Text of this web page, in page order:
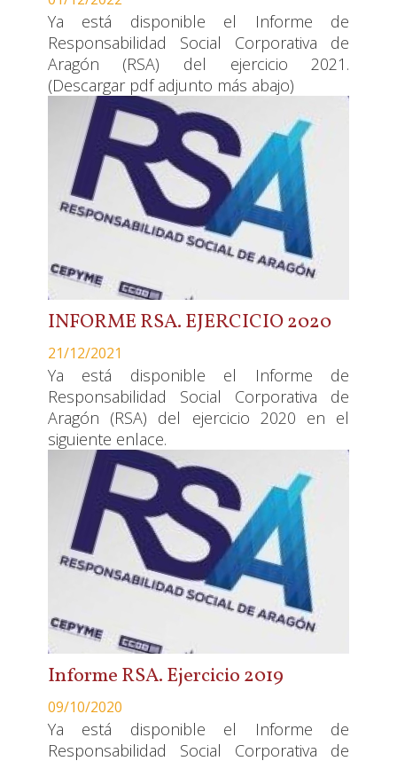
Ya está disponible el Informe de
Responsabilidad Social Corporativa de
Aragón (RSA) del ejercicio 2021.
(Descargar pdf adjunto más abajo)
INFORME RSA. EJERCICIO 2020
21/12/2021
Ya está disponible el Informe de
Responsabilidad Social Corporativa de
Aragón (RSA) del ejercicio 2020 en el
siguiente enlace.
Informe RSA. Ejercicio 2019
09/10/2020
Ya está disponible el Informe de
Responsabilidad Social Corporativa de